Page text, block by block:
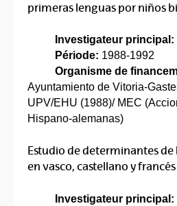
primeras lenguas por niños
Investigateur principal:
Période: 1988-1992
Organisme de
Ayuntamiento de Vitoria-
UPV/EHU (1988)/ MEC
Hispano-alemanas)
Estudio de determinantes
en vasco, castellano y francés
Investigateur principal: